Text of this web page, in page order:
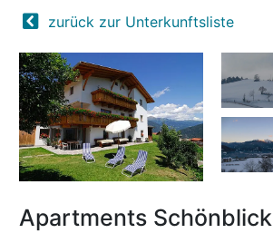
zurück zur Unterkunftsliste
Apartments Schönblick